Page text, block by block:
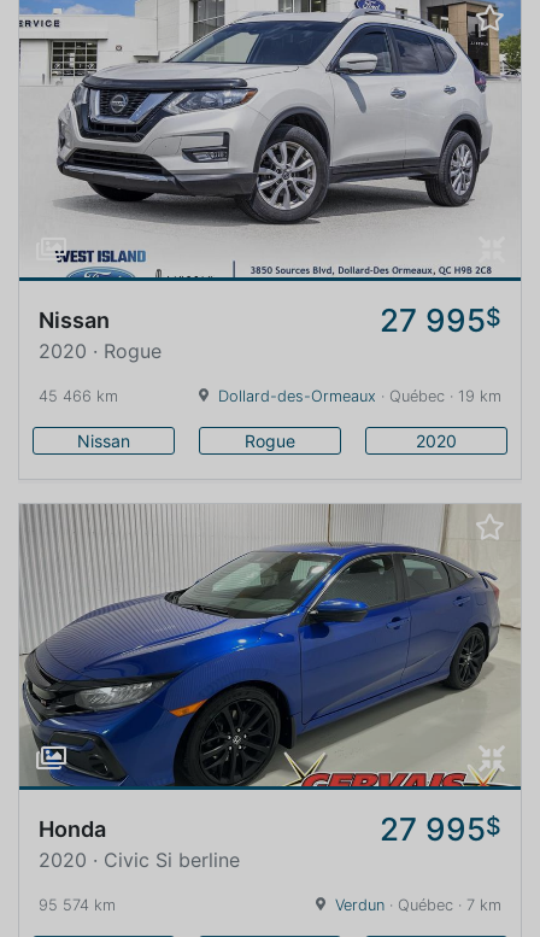
Nissan 27 995$
2020 · Rogue
45 466 km Dollard-des-Ormeaux · Québec · 19 km
Nissan Rogue 2020
Honda 27 995$
2020 · Civic Si berline
95 574 km Verdun · Québec · 7 km